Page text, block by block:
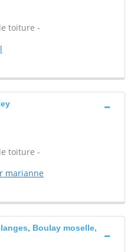
toiture -
toiture -
marianne
Boulay moselle,